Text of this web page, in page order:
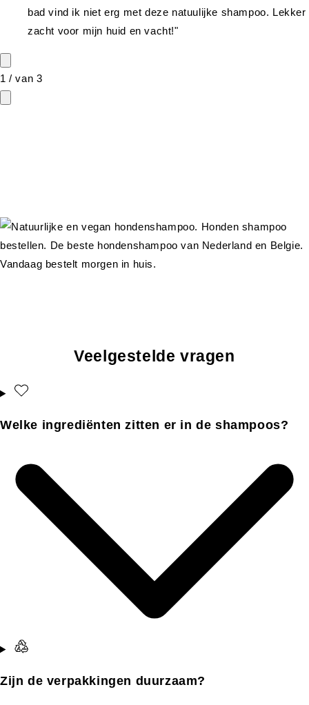
bad vind ik niet erg met deze natuulijke shampoo. Lekker
zacht voor mijn huid en vacht!"
1 /van 3
Veelgestelde vragen
Welke ingrediënten zitten er in de shampoos?
Zijn de verpakkingen duurzaam?